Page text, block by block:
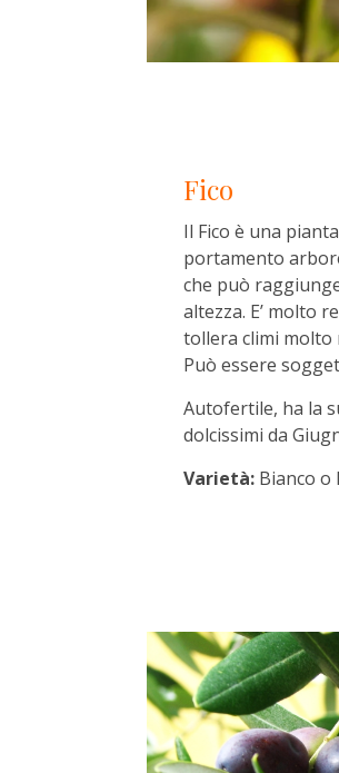
Fico
Il Fico è una
portamento
che può
altezza. E’ molto
tollera climi molto
Può essere
Autofertile, ha la
dolcissimi da
Varietà:Bianco o